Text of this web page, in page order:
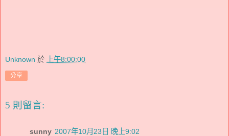
Unknown 於 上午8:00:00
分享
5 則留言:
sunny 2007年10月23日 晚上9:02